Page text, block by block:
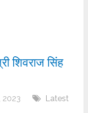
शिवराज सिंह
2023
Latest